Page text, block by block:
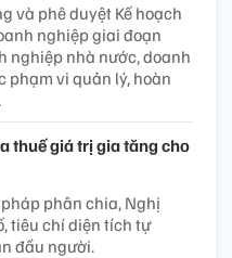
và phê duyệt Kế hoạch
nghiệp giai đoạn
nghiệp nhà nước, doanh
phạm vi quản lý, hoàn
thuế giá trị gia tăng cho
phân chia, Nghị
tiêu chí diện tích tự
đầu người.